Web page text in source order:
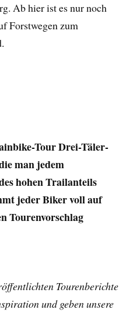
Ab hier ist es nur noch
Forstwegen zum
Tour Drei-Täler-
man jedem
hohen Trailanteils
jeder Biker voll auf
Tourenvorschlag
Tourenberichte
und geben unsere